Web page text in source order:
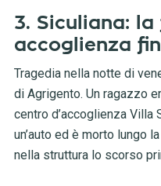
3. Siculiana:
accoglienza
Tragedia nella notte di
di Agrigento. Un ragazzo
centro d’accoglienza Villa
un’auto ed è morto lungo
nella struttura lo scorso